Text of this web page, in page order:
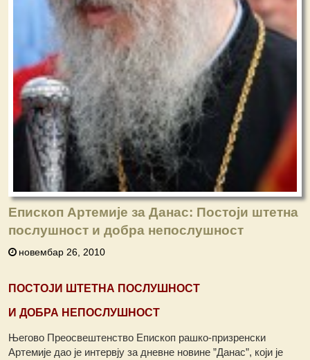
Епископ Артемије за Данас: Постоји штетна
послушност и добра непослушност
новембар 26, 2010
ПОСТОЈИ ШТЕТНА ПОСЛУШНОСТ
И ДОБРА НЕПОСЛУШНОСТ
Његово Преосвештенство Епископ рашко-призренски
Артемије дао је интервју за дневне новине ”Данас”, који је